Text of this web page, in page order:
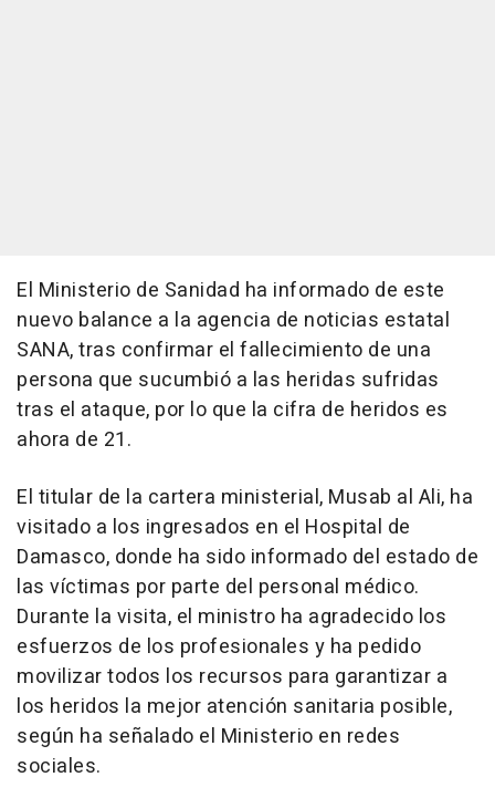
El Ministerio de Sanidad ha informado de este
nuevo balance a la agencia de noticias estatal
SANA, tras confirmar el fallecimiento de una
persona que sucumbió a las heridas sufridas
tras el ataque, por lo que la cifra de heridos es
ahora de 21.
El titular de la cartera ministerial, Musab al Ali, ha
visitado a los ingresados en el Hospital de
Damasco, donde ha sido informado del estado de
las víctimas por parte del personal médico.
Durante la visita, el ministro ha agradecido los
esfuerzos de los profesionales y ha pedido
movilizar todos los recursos para garantizar a
los heridos la mejor atención sanitaria posible,
según ha señalado el Ministerio en redes
sociales.